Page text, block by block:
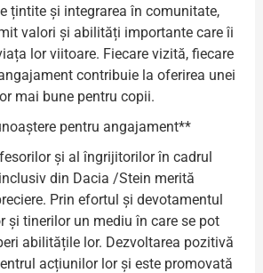
țintite și integrarea în comunitate,
valori și abilități importante care îi
lor viitoare. Fiecare vizită, fiecare
contribuie la oferirea unei
mai bune pentru copii.
pentru angajament**
și al îngrijitorilor în cadrul
din Dacia /Stein merită
Prin efortul și devotamentul
și tinerilor un mediu în care se pot
abilitățile lor. Dezvoltarea pozitivă
acțiunilor lor și este promovată